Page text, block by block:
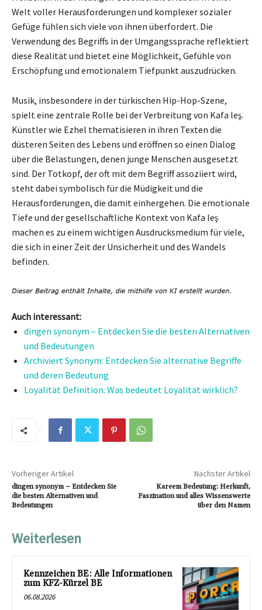
Welt voller Herausforderungen und komplexer sozialer
Gefüge fühlen sich viele von ihnen überfordert. Die
Verwendung des Begriffs in der Umgangssprache reflektiert
diese Realität und bietet eine Möglichkeit, Gefühle von
Erschöpfung und emotionalem Tiefpunkt auszudrücken.
Musik, insbesondere in der türkischen Hip-Hop-Szene,
spielt eine zentrale Rolle bei der Verbreitung von Kafa leş.
Künstler wie Ezhel thematisieren in ihren Texten die
düsteren Seiten des Lebens und eröffnen so einen Dialog
über die Belastungen, denen junge Menschen ausgesetzt
sind. Der Totkopf, der oft mit dem Begriff assoziiert wird,
steht dabei symbolisch für die Müdigkeit und die
Herausforderungen, die damit einhergehen. Die emotionale
Tiefe und der gesellschaftliche Kontext von Kafa leş
machen es zu einem wichtigen Ausdrucksmedium für viele,
die sich in einer Zeit der Unsicherheit und des Wandels
befinden.
Auch interessant:
dingen synonym – Entdecken Sie die besten Alternativen
und Bedeutungen
Archiviert Synonym: Entdecken Sie alternative Begriffe
und deren Bedeutung
Loyalität Definition: Was bedeutet Loyalität wirklich?
Vorheriger Artikel
dingen synonym – Entdecken Sie
die besten Alternativen und
Bedeutungen
Nächster Artikel
Kareem Bedeutung: Herkunft,
Faszination und alles Wissenswerte
über den Namen
Weiterlesen
Kennzeichen BE: Alle Informationen
zum KFZ-Kürzel BE
06.08.2026